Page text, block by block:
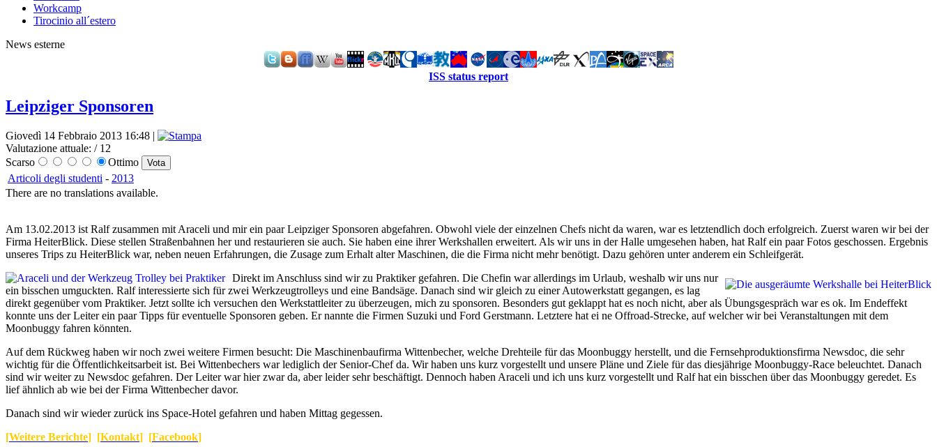
Workcamp
Tirocinio all´estero
News esterne
ISS status report
Leipziger Sponsoren
Giovedì 14 Febbraio 2013 16:48 |
Valutazione attuale: / 12
Scarso
Ottimo
Articoli degli studenti - 2013
There are no translations available.
Am 13.02.2013 ist Ralf zusammen mit Araceli und mir ein paar Leipziger Sponsoren abgefahren. Obwohl viele der einzelnen Chefs nicht da waren, war es letztendlich doch erfolgreich. Zuerst waren wir bei der
Firma HeiterBlick. Diese stellen Straßenbahnen her und restaurieren sie auch. Sie haben eine ihrer Werkshallen erweitert. Als wir uns in der Halle umgesehen haben, hat Ralf ein paar Fotos geschossen. Ergebnis
unseres Trips zu HeiterBlick war, neben neuen Erfahrungen, die Zusage zum Erhalt alter Maschinen, die die Firma nicht mehr benötigt. Dazu gehören unter anderem ein Schleifgerät.
Direkt im Anschluss sind wir zu Praktiker gefahren. Die Chefin war allerdings im Urlaub, weshalb wir uns nur
ein bisschen umguckten. Ralf interessierte sich für zwei Werkzeugtrolleys und eine Bandsäge. Danach sind wir gleich zu einer Autowerkstatt gegangen, es lag
direkt gegenüber vom Praktiker. Jetzt sollte ich versuchen den Werkstattleiter zu überzeugen, mich zu sponsoren. Besonders gut geklappt hat es noch nicht, aber als Übungsgespräch war es ok. Im Endeffekt
konnte uns der Leiter ein paar Tipps für eventuelle Sponsoren geben. Er nannte die Firmen Suzuki und Ford Gerstmann. Letztere hat ei ne Offroad-Strecke, auf welcher wir bei Veranstaltungen mit dem
Moonbuggy fahren könnten.
Auf dem Rückweg haben wir noch zwei weitere Firmen besucht: Die Maschinenbaufirma Wittenbecher, welche Drehteile für das Moonbuggy herstellt, und die Fernsehproduktionsfirma Newsdoc, die sehr
wichtig für die Öffentlichkeitsarbeit ist. Bei Wittenbechers war lediglich der Senior-Chef da. Wir haben uns kurz vorgestellt und unsere Pläne und Ziele für das diesjährige Moonbuggy-Race beleuchtet. Danach
sind wir weiter zu Newsdoc gefahren. Der Leiter war hier zwar da, aber leider sehr beschäftigt. Dennoch haben Araceli und ich uns kurz vorgestellt und Ralf hat ein bisschen über das Moonbuggy geredet. Es
lief ähnlich ab wie bei der Firma Wittenbecher davor.
Danach sind wir wieder zurück ins Space-Hotel gefahren und haben Mittag gegessen.
[Weitere Berichte] [Kontakt] [Facebook]